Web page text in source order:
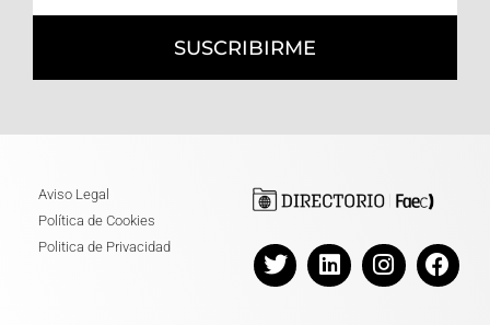
SUSCRIBIRME
Aviso Legal
Política de Cookies
Politica de Privacidad